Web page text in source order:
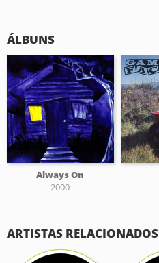
ÁLBUNS
Always On
2000
ARTISTAS RELACIONADOS